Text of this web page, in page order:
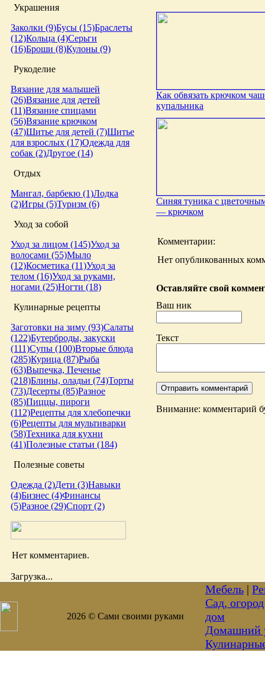
Украшения
Заколки (9)Бусы (15)Браслеты
(12)Кольца (4)Серьги
(16)Броши (8)Кулоны (9)
Рукоделие
Вязание для малышей
(26)Вязание для детей
(11)Вязание спицами
(56)Вязание крючком
(47)Шитье для детей (7)Шитье
для взрослых (17)Одежда для
собак (2)Другое (14)
Отдых
Мангал, барбекю (1)Лодка
(2)Игры (5)Туризм (6)
Уход за собой
Уход за лицом (145)Уход за
волосами (55)Мыло
(12)Косметика (11)Уход за
телом (16)Уход за руками,
ногами (25)Ногти (18)
Кулинарные рецепты
Заготовки на зиму (93)Салаты
(122)Бутерброды, закуски
(111)Супы (100)Вторые блюда
(285)Курица (87)Рыба
(63)Выпечка, Печенье
(218)Блины, оладьи (74)Торты
(73)Десерты (85)Разное
(85)Пиццы, пироги
(112)Рецепты для хлебопечки
(6)Рецепты для мультиварки
(58)Техника для кухни
(41)Полезные статьи (184)
Полезные советы
Одежда (2)Дети (3)Навыки
(4)Бизнес (4)Финансы
(5)Разное (29)Спорт (2)
Нет комментариев.
Загрузка...
Как обвязать крючком
купальника
Синяя туника с
— крючком
Комментарии:
Нет опубликованных
Оставляйте свой
Ваш ник
Текст
Внимание: комментарий
2026 © Сами своими руками
Мебель |
Сад, огород
дом
Домашний